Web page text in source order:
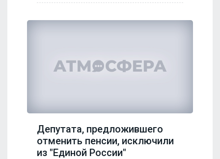
Депутата, предложившего
отменить пенсии, исключили
из "Единой России"